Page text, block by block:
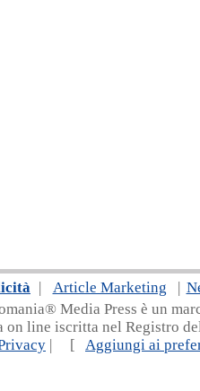
| Article Marketing |
Media Press è un
on line iscritta nel Registro
| [ Aggiungi ai